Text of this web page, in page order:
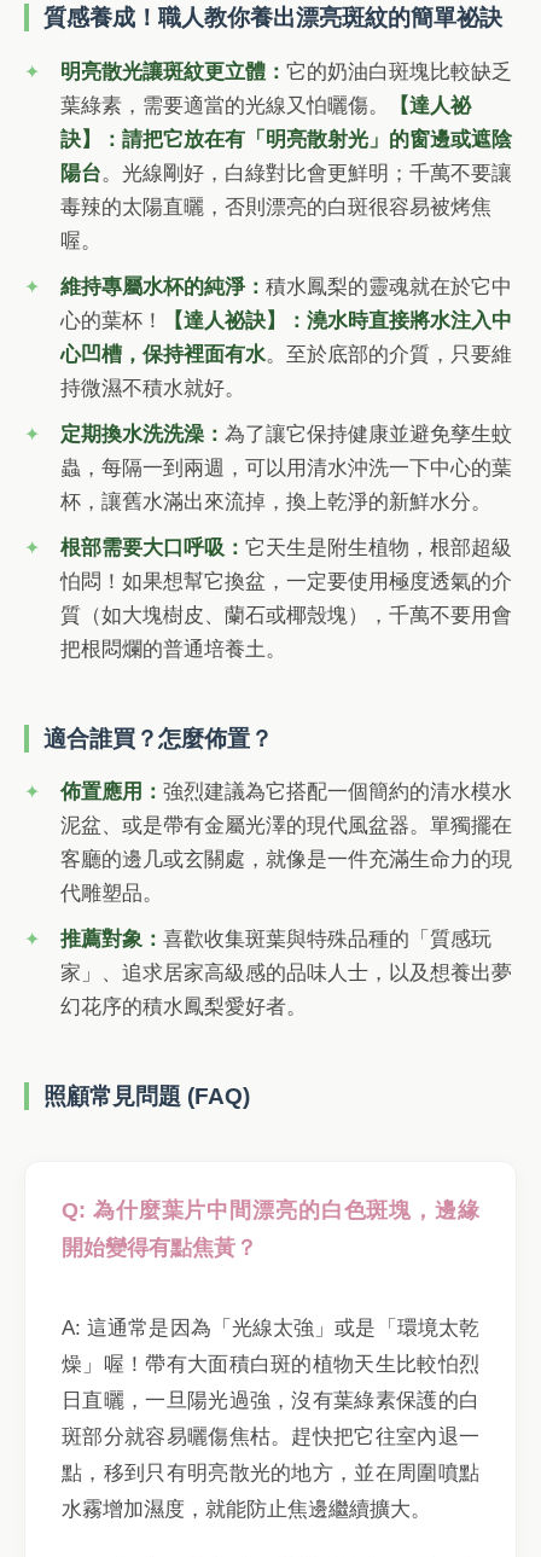
質感養成！職人教你養出漂亮斑紋的簡單祕訣
明亮散光讓斑紋更立體：它的奶油白斑塊比較缺乏
葉綠素，需要適當的光線又怕曬傷。
【達人祕
訣】：請把它放在有「明亮散射光」的窗邊或遮陰
陽台。光線剛好，白綠對比會更鮮明；千萬不要讓
毒辣的太陽直曬，否則漂亮的白斑很容易被烤焦
喔。
維持專屬水杯的純淨：積水鳳梨的靈魂就在於它中
心的葉杯！
【達人祕訣】：澆水時直接將水注入中
心凹槽，保持裡面有水。至於底部的介質，只要維
持微濕不積水就好。
定期換水洗洗澡：為了讓它保持健康並避免孳生蚊
蟲，每隔一到兩週，可以用清水沖洗一下中心的葉
杯，讓舊水滿出來流掉，換上乾淨的新鮮水分。
根部需要大口呼吸：它天生是附生植物，根部超級
怕悶！如果想幫它換盆，一定要使用極度透氣的介
質（如大塊樹皮、蘭石或椰殼塊），千萬不要用會
把根悶爛的普通培養土。
適合誰買？怎麼佈置？
佈置應用：強烈建議為它搭配一個簡約的清水模水
泥盆、或是帶有金屬光澤的現代風盆器。單獨擺在
客廳的邊几或玄關處，就像是一件充滿生命力的現
代雕塑品。
推薦對象：喜歡收集斑葉與特殊品種的「質感玩
家」、追求居家高級感的品味人士，以及想養出夢
幻花序的積水鳳梨愛好者。
照顧常見問題 (FAQ)
Q: 為什麼葉片中間漂亮的白色斑塊，邊緣
開始變得有點焦黃？
A: 這通常是因為「光線太強」或是「環境太乾
燥」喔！帶有大面積白斑的植物天生比較怕烈
日直曬，一旦陽光過強，沒有葉綠素保護的白
斑部分就容易曬傷焦枯。趕快把它往室內退一
點，移到只有明亮散光的地方，並在周圍噴點
水霧增加濕度，就能防止焦邊繼續擴大。